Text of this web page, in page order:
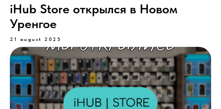
iHub Store открылся в Новом
Уренгое
21 august 2025